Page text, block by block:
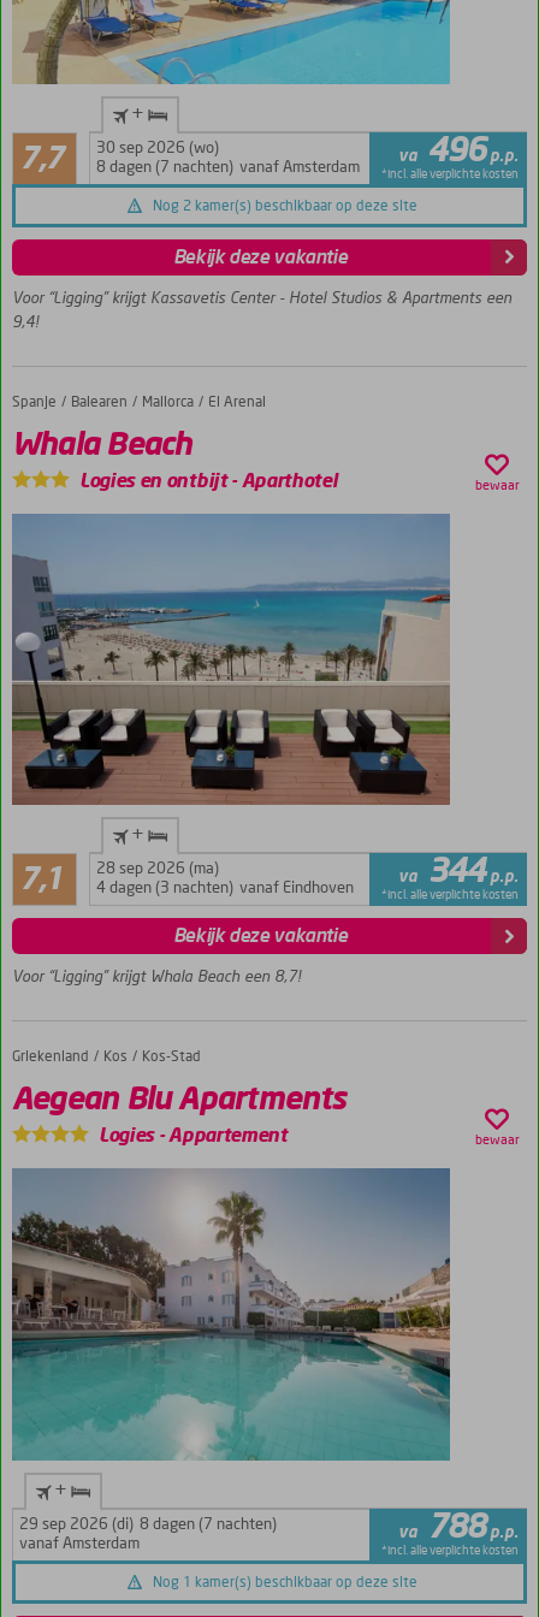
Toplocatie
het
centrum
zwembaden
Mc
hotel!
7,7
Goed
11
beoordelingen
+
30 sep 2026 (wo)
8 dagen (7 nachten) vanaf Amsterdam
va 496 p.p.
*incl. alle verplichte kosten
Nog 2 kamer(s) beschikbaar op deze site
Voor “Ligging” krijgt Kassavetis Center - Hotel Studios & Apartments een
9,4!
Bekijk deze vakantie
Home
Spanje Balearen Mallorca El Arenal
Whala Beach
Whala Beach
Logies en ontbijt- Aparthotel bewaar
Bestseller!
Fantastisch
uitzicht
over zee &
jachthaven
complex
gratis
hotelkamers
(ook zeezicht),
studio's en
appartementen
Logies &
Ontbijt en
Halfpension
7,1
Voldoende/goed
16
beoordelingen
+
28 sep 2026 (ma)
4 dagen (3 nachten) vanaf Eindhoven
va 344 p.p.
*incl. alle verplichte kosten
Voor “Ligging” krijgt Whala Beach een 8,7!
Bekijk deze vakantie
Home
Griekenland Kos Kos-Stad
Aegean Blu Apartments
Aegean Blu Apartments
Logies -Appartement bewaar
+
29 sep 2026 (di) 8 dagen (7 nachten)
vanaf Amsterdam
va 788 p.p.
*incl. alle verplichte kosten
Nog 1 kamer(s) beschikbaar op deze site